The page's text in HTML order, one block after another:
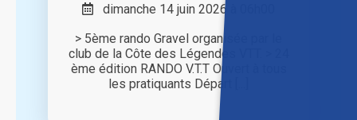
dimanche 14 juin 2026 à 06h00
> 5ème rando Gravel organisée par le
club de la Côte des Légendes VTT. > 24
ème édition RANDO V.T.T Ouvert à tous
les pratiquants Départ [...]